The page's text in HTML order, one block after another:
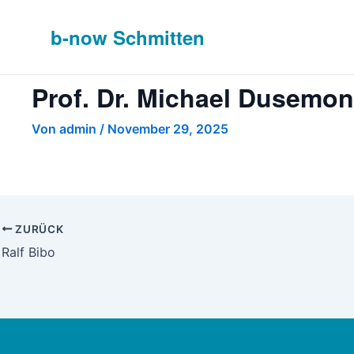
b-now Schmitten
Prof. Dr. Michael
Von admin / November 29, 2025
ZURÜCK
Ralf Bibo